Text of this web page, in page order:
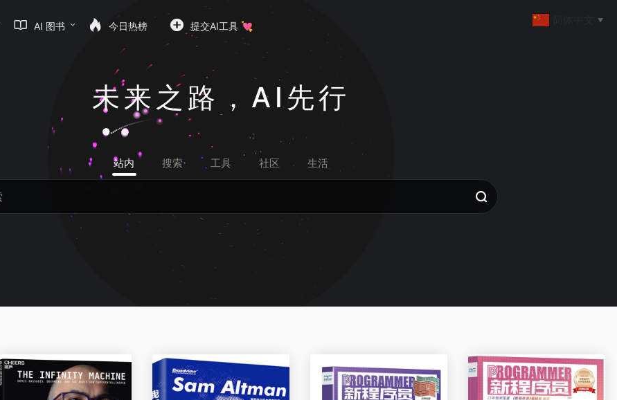
AI 图书 今日热榜 提交AI工具 💘
未来之路，AI先行
站内 搜索 工具 社区 生活
▼